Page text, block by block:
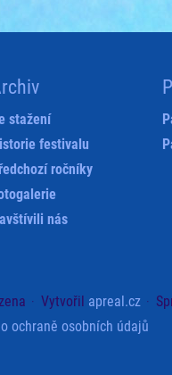
stažení
festivalu
ročníky
nás
Vytvořil apreal.cz
ochraně osobních údajů